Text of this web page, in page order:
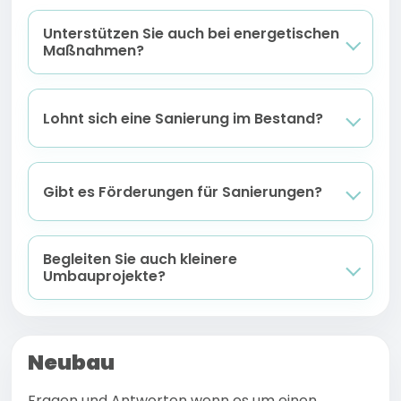
Unterstützen Sie auch bei energetischen
Maßnahmen?
Lohnt sich eine Sanierung im Bestand?
Gibt es Förderungen für Sanierungen?
Begleiten Sie auch kleinere
Umbauprojekte?
Neubau